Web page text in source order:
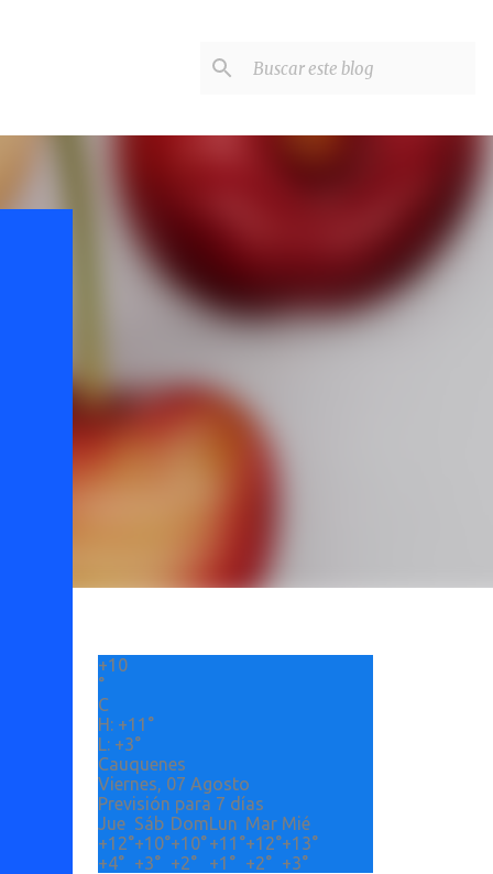
+10
°
C
H: +11°
L: +3°
Cauquenes
Viernes, 07 Agosto
Previsión para 7 días
Jue Sáb DomLun Mar Mié
+12°+10°+10°+11°+12°+13°
+4° +3° +2° +1° +2° +3°